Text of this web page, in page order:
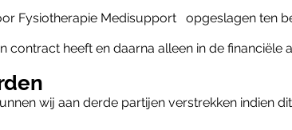
Fysiotherapie Medisupport opgeslagen ten
contract heeft en daarna alleen in de financiële
wij aan derde partijen verstrekken indien